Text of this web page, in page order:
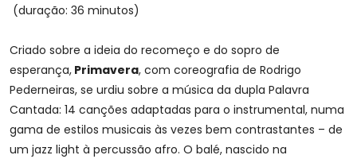
(duração: 36 minutos)
Criado sobre a ideia do recomeço e do sopro de
esperança, Primavera, com coreografia de Rodrigo
Pederneiras, se urdiu sobre a música da dupla Palavra
Cantada: 14 canções adaptadas para o instrumental, numa
gama de estilos musicais às vezes bem contrastantes – de
um jazz light à percussão afro. O balé, nascido na